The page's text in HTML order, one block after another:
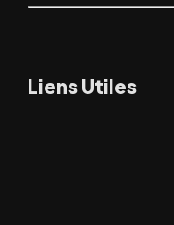
Liens Utiles